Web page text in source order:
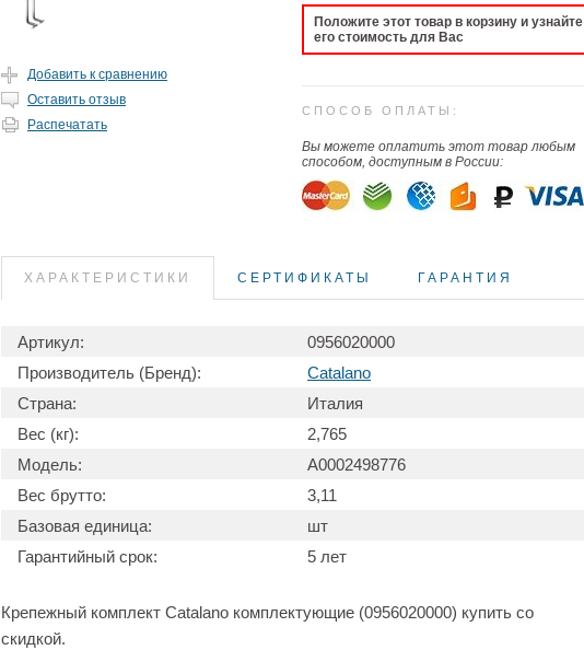
Добавить к сравнению
Оставить отзыв
Распечатать
Положите этот товар в корзину и узнайте
его стоимость для Вас
СПОСОБ ОПЛАТЫ:
Вы можете оплатить этот товар любым
способом, доступным в России:
ХАРАКТЕРИСТИКИ СЕРТИФИКАТЫ ГАРАНТИЯ
Артикул:
0956020000
Производитель (Бренд):
Catalano
Страна:
Италия
Вес (кг):
2,765
Модель:
А0002498776
Вес брутто:
3,11
Базовая единица:
шт
Гарантийный срок:
5 лет
Крепежный комплект Catalano комплектующие (0956020000) купить со
скидкой.